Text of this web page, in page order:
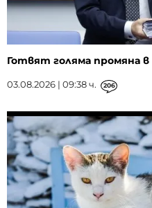
Готвят голяма промяна
03.08.2026 | 09:38 ч. 206